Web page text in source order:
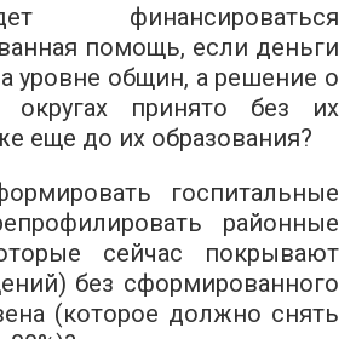
финансироваться
помощь, если деньги
уровне общин, а решение о
округах принято без их
еще до их образования?
госпитальные
районные
сейчас покрывают
без сформированного
(которое должно снять